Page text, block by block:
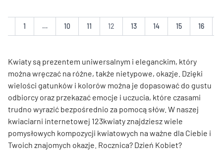
1 … 10 11 12 13 14 15 16
Kwiaty są prezentem uniwersalnym i eleganckim, który
można wręczać na różne, także nietypowe, okazje. Dzięki
wielości gatunków i kolorów można je dopasować do gustu
odbiorcy oraz przekazać emocje i uczucia, które czasami
trudno wyrazić bezpośrednio za pomocą słów. W naszej
kwiaciarni internetowej 123kwiaty znajdziesz wiele
pomysłowych kompozycji kwiatowych na ważne dla Ciebie i
Twoich znajomych okazje. Rocznica? Dzień Kobiet?